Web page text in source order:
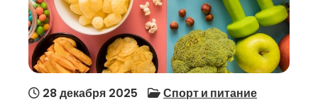
28 декабря 2025 Спорт и питание